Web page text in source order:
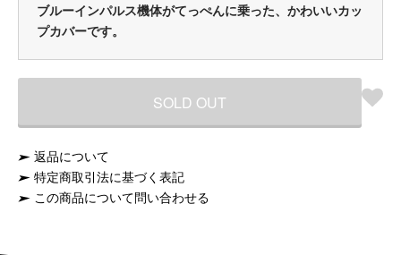
ブルーインパルス機体がてっぺんに乗った、かわいいカッ
プカバーです。
SOLD OUT
CHECK BEFORE Ordering：ご注文の前に！
は、 8/18以降の発送になります。
返品について
特定商取引法に基づく表記
この商品について問い合わせる